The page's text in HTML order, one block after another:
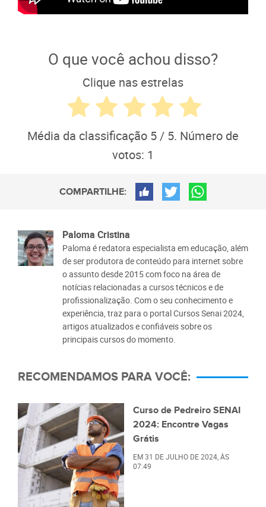
O que você achou disso?
Clique nas estrelas
Média da classificação 5 / 5. Número de
votos: 1
COMPARTILHE:
Paloma Cristina
Paloma é redatora especialista em educação, além
de ser produtora de conteúdo para internet sobre
o assunto desde 2015 com foco na área de
notícias relacionadas a cursos técnicos e de
profissionalização. Com o seu conhecimento e
experiência, traz para o portal Cursos Senai 2024,
artigos atualizados e confiáveis sobre os
principais cursos do momento.
RECOMENDAMOS PARA VOCÊ:
Curso de Pedreiro SENAI
2024: Encontre Vagas
Grátis
EM31 DE JULHO DE 2024, ÀS
07:49